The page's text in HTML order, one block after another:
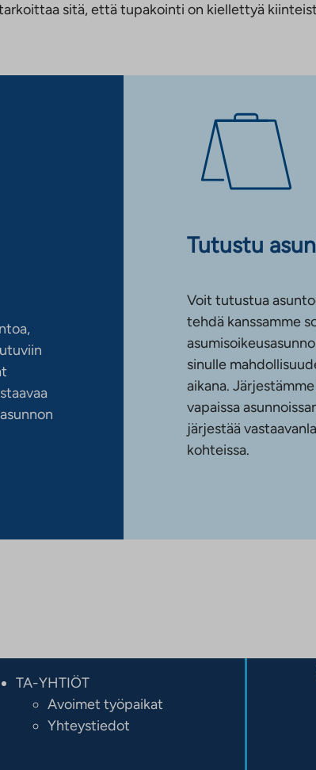
sitä, että tupakointi on kiellettyä
Tutustu
Voit tutustua
tehdä kanssamme
sinulle
aikana.
vapaissa
järjestää
kohteissa.
TA-YHTIÖT
Avoimet työpaikat
Yhteystiedot